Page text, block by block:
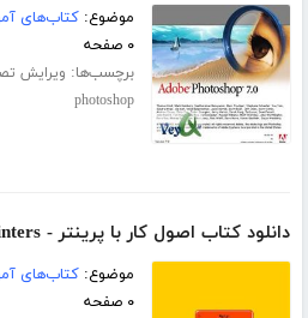
موضوع:کتاب‌های
۰ صفحه
برچسب‌ها: ویرایش
photoshop
دانلود کتاب اصول کار با پرینتر - Printers
موضوع:کتاب‌های
۰ صفحه